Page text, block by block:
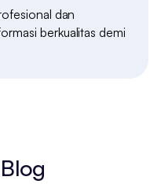
dan
berkualitas demi